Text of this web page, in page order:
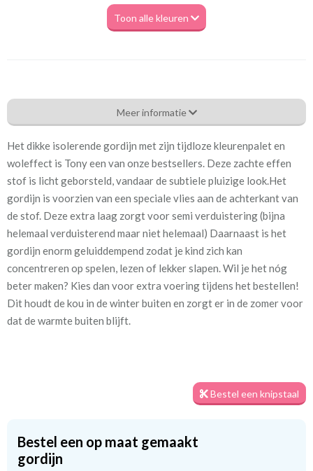
Toon alle kleuren
Tk_ Lima - Antoni 46 ecru [VK]
Eigenschappen gordijnstof
Artikelnummer
Tk_ Lima - Antoni 46 ecru
Stofbreedte: 140 cm
Mate van verduistering: Half verduisterend
Meestal eerder, maar houd
rekening met
circa 2-3 weken
Materiaal:
houden? Een voering voorkomt namelijk verkleuring door
zonlicht. We hebben drie soorten voeringen: kwart
Meer informatie
Het dikke isolerende gordijn met zijn tijdloze kleurenpalet en
woleffect is Tony een van onze bestsellers. Deze zachte effen
stof is licht geborsteld, vandaar de subtiele pluizige look.Het
gordijn is voorzien van een speciale vlies aan de achterkant van
de stof. Deze extra laag zorgt voor semi verduistering (bijna
helemaal verduisterend maar niet helemaal) Daarnaast is het
gordijn enorm geluiddempend zodat je kind zich kan
concentreren op spelen, lezen of lekker slapen. Wil je het nóg
beter maken? Kies dan voor extra voering tijdens het bestellen!
Dit houdt de kou in de winter buiten en zorgt er in de zomer voor
dat de warmte buiten blijft.
Bestel een knipstaal
Bestel een op maat gemaakt
gordijn